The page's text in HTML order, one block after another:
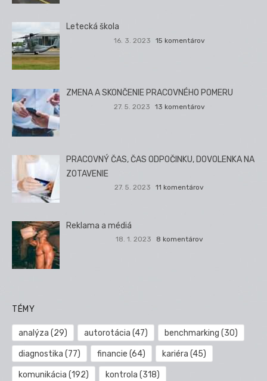
Letecká škola
16. 3. 2023 15 komentárov
ZMENA A SKONČENIE PRACOVNÉHO POMERU
27. 5. 2023 13 komentárov
PRACOVNÝ ČAS, ČAS ODPOČINKU, DOVOLENKA NA
ZOTAVENIE
27. 5. 2023 11 komentárov
Reklama a médiá
18. 1. 2023 8 komentárov
TÉMY
analýza (29) autorotácia (47) benchmarking (30)
diagnostika (77) financie (64) kariéra (45)
komunikácia (192) kontrola (318)